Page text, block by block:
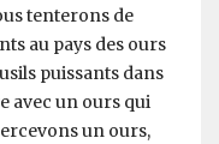
tenterons de
au pays des ours
puissants dans
avec un ours qui
un ours,